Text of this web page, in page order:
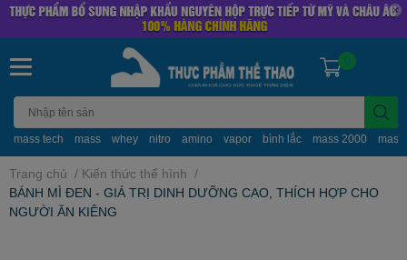
mass tech mass whey nitro amino vapor bình lắc mass 2000
0
Trang chủ / Kiến thức thể hình /
BÁNH MÌ ĐEN - GIÁ TRỊ DINH DƯỠNG CAO, THÍCH HỢP CHO
NGƯỜI ĂN KIÊNG